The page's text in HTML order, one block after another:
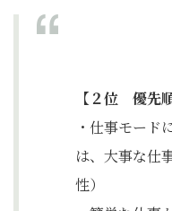
【２位 優先
・仕事モード
は、大事な仕
性）